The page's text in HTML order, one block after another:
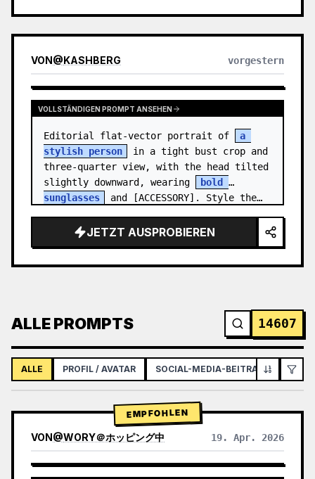
VON@KASHBERG vorgestern
VOLLSTÄNDIGEN PROMPT ANSEHEN
Editorial flat-vector portrait of
a
stylish person
in a tight bust crop and
three-quarter view, with the head tilted
slightly downward, wearing
bold
sunglasses
and [ACCESSORY]. Style the…
JETZT AUSPROBIEREN
ALLE PROMPTS 14607
ALLE PROFIL / AVATAR SOCIAL-MEDIA-BEITRAG
EMPFOHLEN
VON@WORY＠ホッピング中 19. Apr. 2026